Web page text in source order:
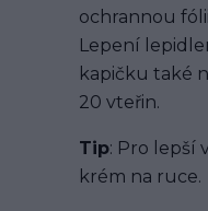
ochrannou
Lepení
kapičku také
20 vteřin.
Tip: Pro lepší
krém na ruce.